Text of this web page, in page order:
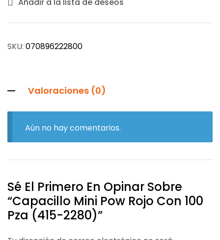
SKU: 070896222800
Valoraciones (0)
Aún no hay comentarios.
Sé El Primero En Opinar Sobre
“Capacillo Mini Pow Rojo Con 100
Pza (415-2280)”